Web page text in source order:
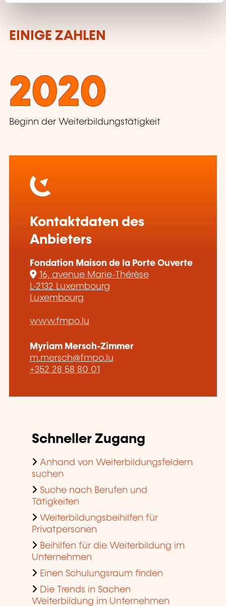
EINIGE ZAHLEN
2020
Beginn der Weiterbildungstätigkeit
Kontaktdaten des
Anbieters
Fondation Maison de la Porte Ouverte
16, avenue Marie-Thérèse
L-2132 Luxembourg
Luxembourg
www.fmpo.lu
Myriam Mersch-Zimmer
m.mersch@fmpo.lu
+352 28 58 80 01
Schneller Zugang
Anhand von Weiterbildungsfeldern
suchen
Suche nach Berufen und
Tätigkeiten
Weiterbildungsbeihilfen für
Privatpersonen
Beihilfen für die Weiterbildung im
Unternehmen
Einen Schulungsraum finden
Die Trends in Sachen
Weiterbildung im Unternehmen